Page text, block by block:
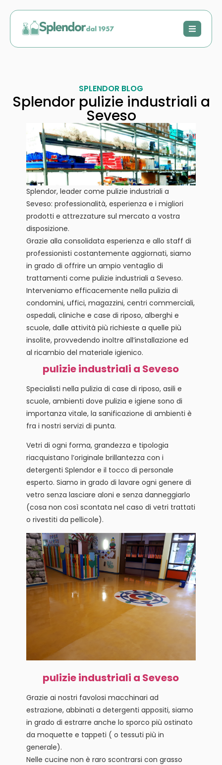
SPLENDOR BLOG
Splendor pulizie industriali a
Seveso
Splendor, leader come pulizie industriali a
Seveso: professionalità, esperienza e i migliori
prodotti e attrezzature sul mercato a vostra
disposizione.
Grazie alla consolidata esperienza e allo staff di
professionisti costantemente aggiornati, siamo
in grado di offrire un ampio ventaglio di
trattamenti come pulizie industriali a Seveso.
Interveniamo efficacemente nella pulizia di
condomini, uffici, magazzini, centri commerciali,
ospedali, cliniche e case di riposo, alberghi e
scuole, dalle attività più richieste a quelle più
insolite, provvedendo inoltre all’installazione ed
al ricambio del materiale igienico.
pulizie industriali a Seveso
Specialisti nella pulizia di case di riposo, asili e
scuole, ambienti dove pulizia e igiene sono di
importanza vitale, la sanificazione di ambienti è
fra i nostri servizi di punta.
Vetri di ogni forma, grandezza e tipologia
riacquistano l’originale brillantezza con i
detergenti Splendor e il tocco di personale
esperto. Siamo in grado di lavare ogni genere di
vetro senza lasciare aloni e senza danneggiarlo
(cosa non così scontata nel caso di vetri trattati
o rivestiti da pellicole).
pulizie industriali a Seveso
Grazie ai nostri favolosi macchinari ad
estrazione, abbinati a detergenti appositi, siamo
in grado di estrarre anche lo sporco più ostinato
da moquette e tappeti ( o tessuti più in
generale).
Nelle cucine non è raro scontrarsi con grasso